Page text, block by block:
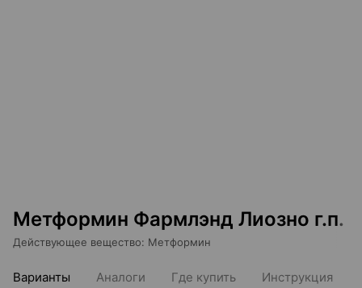
Метформин Фармлэнд Лиозно г.п.
Действующее вещество: Метформин
Варианты Аналоги Где купить Инструкция